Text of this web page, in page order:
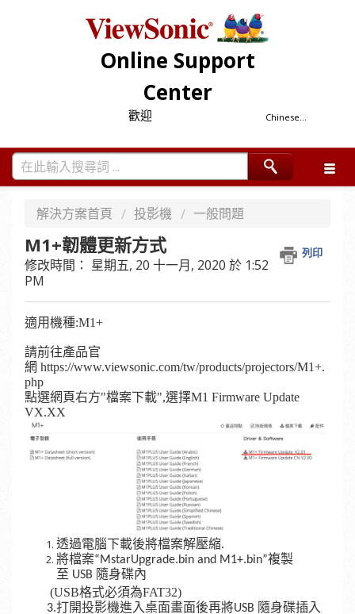
Online Support
Center
Chinese...
歡迎
解決方案首頁 投影機 一般問題
M1+韌體更新方式 列印
修改時間： 星期五, 20 十一月, 2020 於 1:52
PM
適用機種:M1+
請前往產品官
網 https://www.viewsonic.com/tw/products/projectors/M1+.
php
點選網頁右方"檔案下載",選擇M1 Firmware Update
VX.XX
透過電腦下載後將檔案解壓縮.
將檔案“MstarUpgrade.bin and M1+.bin”複製
至 USB 隨身碟內
(USB格式必須為FAT32)
3.打開投影機進入桌面畫面後再將USB 隨身碟插入